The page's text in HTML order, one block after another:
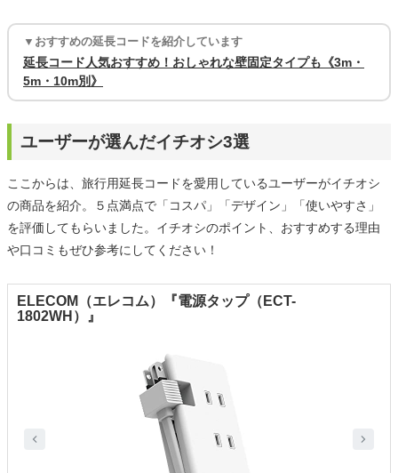
▼おすすめの延長コードを紹介しています
延長コード人気おすすめ！おしゃれな壁固定タイプも《3m・
5m・10m別》
ユーザーが選んだイチオシ3選
ここからは、旅行用延長コードを愛用しているユーザーがイチオシ
の商品を紹介。５点満点で「コスパ」「デザイン」「使いやすさ」
を評価してもらいました。イチオシのポイント、おすすめする理由
や口コミもぜひ参考にしてください！
ELECOM（エレコム）『電源タップ（ECT-
1802WH）』